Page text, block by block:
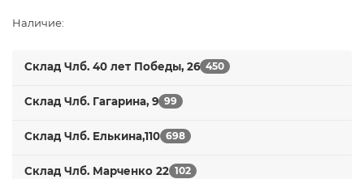
Наличие:
Склад Члб. 40 лет Победы, 26 450
Склад Члб. Гагарина, 9 99
Склад Члб. Елькина,110 698
Склад Члб. Марченко 22 102